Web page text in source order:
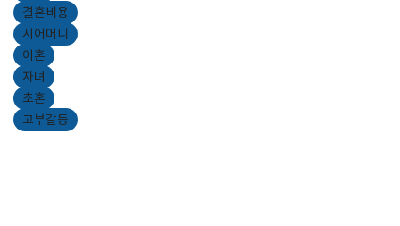
결혼비용
시어머니
이혼
자녀
초혼
고부갈등